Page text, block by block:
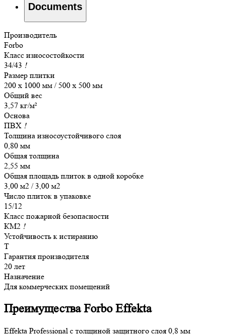
Documents
Производитель
Forbo
Класс износостойкости
34/43 !
Размер плитки
200 х 1000 мм / 500 x 500 мм
Общий вес
3,57 кг/м²
Основа
ПВХ !
Толщина износоустойчивого слоя
0,80 мм
Общая толщина
2,55 мм
Общая площадь плиток в одной коробке
3,00 м2 / 3,00 м2
Число плиток в упаковке
15/12
Класс пожарной безопасности
КМ2 !
Устойчивость к истиранию
Т
Гарантия производителя
20 лет
Назначение
Для коммерческих помещений
Преимущества Forbo Effekta
Effekta Professional c толщиной защитного слоя 0,8 мм